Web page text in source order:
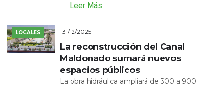
Leer Más
LOCALES 31/12/2025
La reconstrucción del Canal
Maldonado sumará nuevos
espacios públicos
La obra hidráulica ampliará de 300 a 900